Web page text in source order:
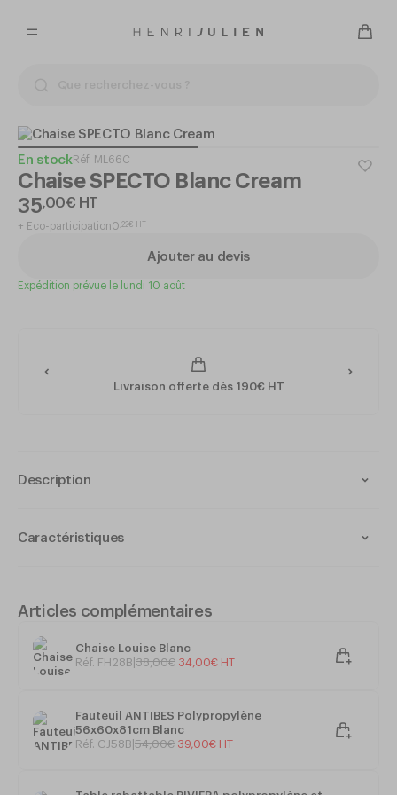
En stockRéf. ML66C
Chaise SPECTO Blanc Cream
35,00€ HT
+ Eco-participation0 ,22€ HT
Ajouter au devis
Expédition prévue le lundi 10 août
Livraison offerte dès 190€ HT
Description
Caractéristiques
Ergonomique - Robuste - Très bon confort
Hauteur d'assise : 46 cm
Poids : 2,9 Kg
Articles complémentaires
Chaise Louise Blanc
Réf. FH28B 38,00€ 34,00€ HT
Fauteuil ANTIBES Polypropylène
56x60x81cm Blanc
Réf. CJ58B 54,00€ 39,00€ HT